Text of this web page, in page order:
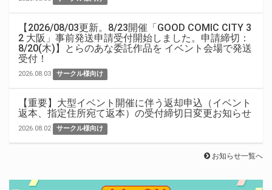
【2026/08/03更新。8/23開催「GOOD COMIC CITY 3
2 大阪」事前発送申請受付開始しました。申請締切：
8/20(木)】とらのあな委託作品を イベント会場で発送
受付！
2026.08.03 サークル様向け
【重要】大型イベント開催に伴う返却申込（イベント
返本、指定住所宛て返本）の受付締切日変更お知らせ
2026.08.02 サークル様向け
お知らせ一覧へ